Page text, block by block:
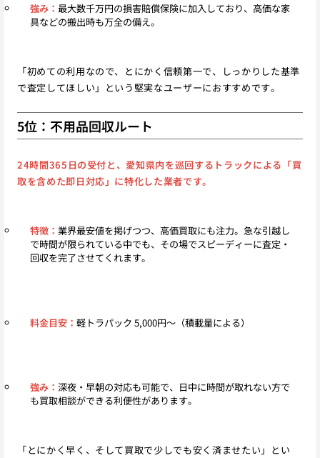
強み： 最大数千万円の損害賠償保険に加入しており、高価な家
具などの搬出時も万全の備え。
「初めての利用なので、とにかく信頼第一で、しっかりした基準
で査定してほしい」という堅実なユーザーにおすすめです。
5位：不用品回収ルート
24時間365日の受付と、愛知県内を巡回するトラックによる「買
取を含めた即日対応」に特化した業者です。
特徴： 業界最安値を掲げつつ、高価買取にも注力。急な引越し
で時間が限られている中でも、その場でスピーディーに査定・
回収を完了させてくれます。
料金目安： 軽トラパック 5,000円〜（積載量による）
強み： 深夜・早朝の対応も可能で、日中に時間が取れない方で
も買取相談ができる利便性があります。
「とにかく早く、そして買取で少しでも安く済ませたい」とい